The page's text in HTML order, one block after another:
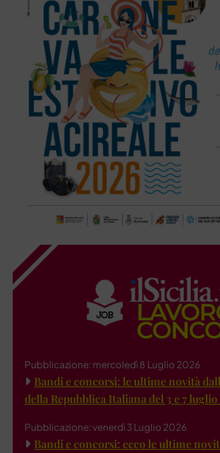
Pubblicazione: mercoledì 8 Luglio 2026
Bandi e concorsi: le ultime novità
della Repubblica Italiana del 3 e 7 luglio
Pubblicazione: venerdì 3 Luglio 2026
Bandi e concorsi: ecco le ultime